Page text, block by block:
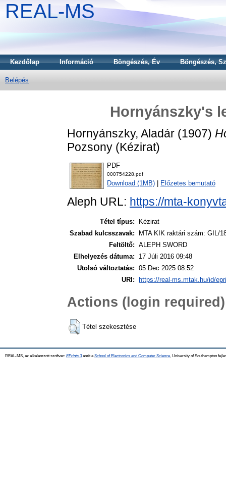
REAL-MS
Kezdőlap Információ Böngészés, Év Böngészés,
Belépés
Hornyánszky's
Hornyánszky, Aladár (1907)
Pozsony (Kézirat)
PDF
000754228.pdf
Download (1MB) Előzetes bemutató
Aleph URL: https://mta-
Tétel típus:
Kézirat
Szabad kulcsszavak:
MTA KIK raktári szám: GIL/
Feltöltő: ALEPH SWORD
Elhelyezés dátuma:
17 Júli 2016 09:48
Utolsó változtatás: 05 Dec 2025 08:52
URI:
https://real-ms.mtak.hu/id/
Actions (login required)
Tétel szekesztése
REAL-MS, az alkalamzott szoftver: EPrints 3amit a School of Electronics and Computer Science , University of Southampton